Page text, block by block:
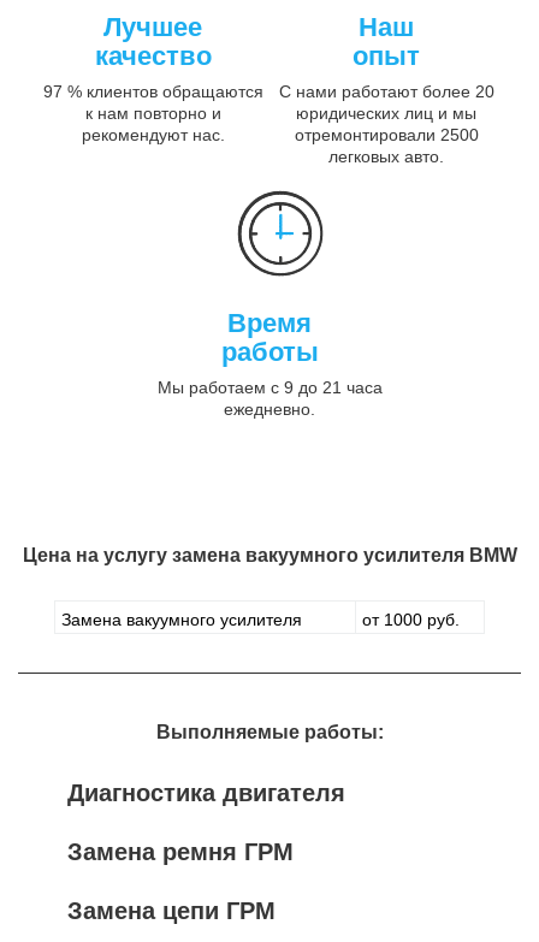
Лучшее
качество
97 % клиентов обращаются
к нам повторно и
рекомендуют нас.
Наш
опыт
С нами работают более 20
юридических лиц и мы
отремонтировали 2500
легковых авто.
Время
работы
Мы работаем с 9 до 21 часа
ежедневно.
Цена на услугу замена вакуумного усилителя BMW
Замена вакуумного усилителя от 1000 руб.
Выполняемые работы:
Диагностика двигателя
Замена ремня ГРМ
Замена цепи ГРМ